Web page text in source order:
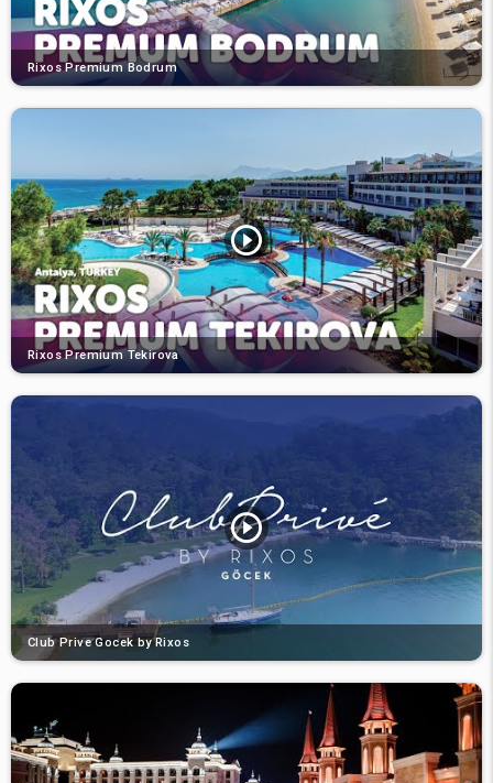
Rixos Premium Bodrum
Rixos Premium Tekirova
Club Prive Gocek by Rixos